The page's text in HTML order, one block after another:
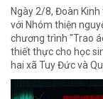
Ngày 2/8, Đoàn
với Nhóm thiện
chương trình "Trao
thiết thực cho học
hai xã Tuy Đức và